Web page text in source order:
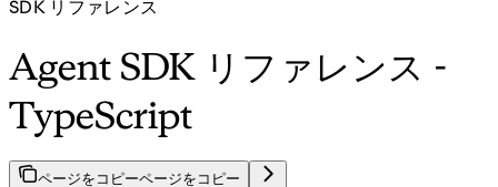
SDK リファレンス
Agent SDK リファレンス -
TypeScript
ページをコピーページをコピー